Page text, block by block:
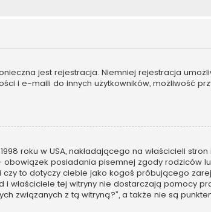
jest rejestracja. Niemniej rejestracja
i e-maili do innych użytkowników, możliwość
roku w USA, nakładającego na właścicieli
posiadania pisemnej zgody rodziców
to dotyczy ciebie jako kogoś próbującego
i właściciele tej witryny nie dostarczają pomocy
związanych z tą witryną?”, a także nie są